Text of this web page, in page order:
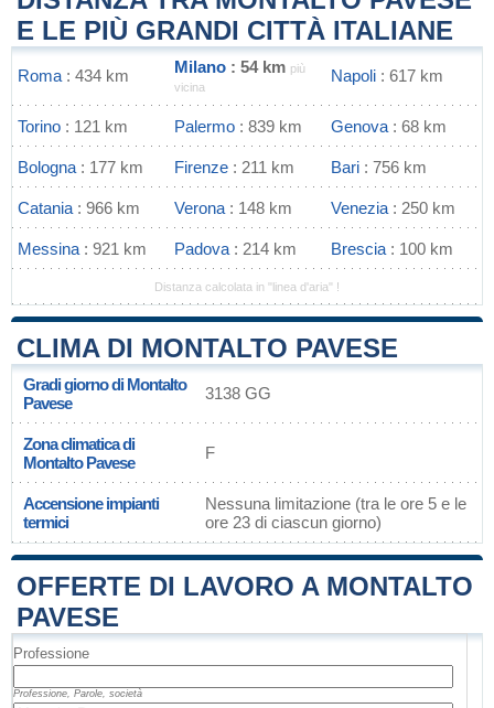
E LE PIÙ GRANDI CITTÀ ITALIANE
Roma : 434 km Milano : 54 km più
vicina
Napoli : 617 km
Torino : 121 km Palermo : 839 km Genova : 68 km
Bologna : 177 km Firenze : 211 km Bari : 756 km
Catania : 966 km Verona : 148 km Venezia : 250 km
Messina : 921 km Padova : 214 km Brescia : 100 km
Distanza calcolata in "linea d'aria" !
CLIMA DI MONTALTO PAVESE
Gradi giorno di Montalto
Pavese
3138 GG
Zona climatica di
Montalto Pavese
F
Accensione impianti
termici
Nessuna limitazione (tra le ore 5 e le
ore 23 di ciascun giorno)
OFFERTE DI LAVORO A MONTALTO
PAVESE
Professione
Professione, Parole, società